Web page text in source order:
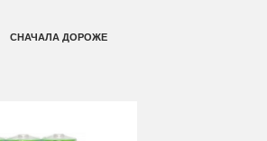
СНАЧАЛА ДОРОЖЕ